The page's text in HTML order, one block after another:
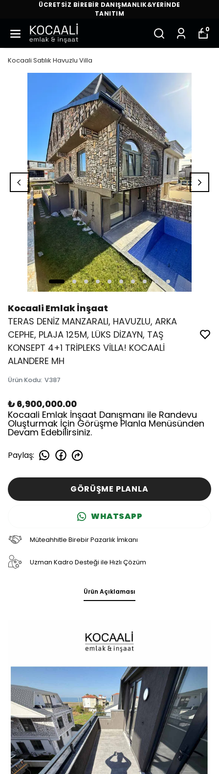
ÜCRETSİZ BİREBİR DANIŞMANLIK&YERİNDE
TANITIM
0
Kocaali Satılık Havuzlu Villa
Kocaali Emlak İnşaat
TERAS DENİZ MANZARALI, HAVUZLU, ARKA
CEPHE, PLAJA 125M, LÜKS DİZAYN, TAŞ
KONSEPT 4+1 TRİPLEKS VİLLA! KOCAALİ
ALANDERE MH
Ürün Kodu: V387
₺ 6,900,000.00
Kocaali Emlak İnşaat Danışmanı ile Randevu
Oluşturmak İçin Görüşme Planla Menüsünden
Devam Edebilirsiniz.
Paylaş:
GÖRÜŞME PLANLA
WHATSAPP
Müteahhitle Birebir Pazarlık İmkanı
Uzman Kadro Desteği ile Hızlı Çözüm
Ürün Açıklaması